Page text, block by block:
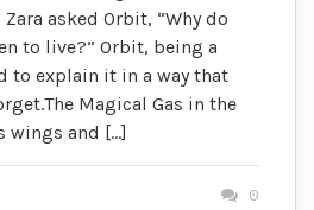
asked Orbit, “Why do
to live?” Orbit, being a
to explain it in a way that
Magical Gas in the
wings and […]
0